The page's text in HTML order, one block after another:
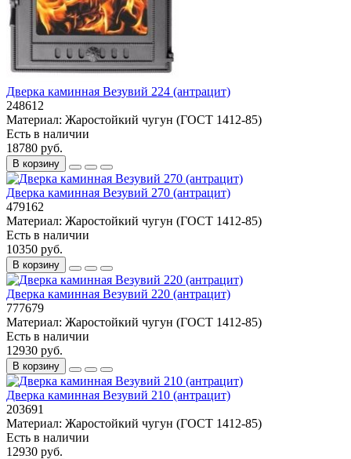
Дверка каминная Везувий 224 (антрацит)
248612
Материал: Жаростойкий чугун (ГОСТ 1412-85)
Есть в наличии
18780 руб.
В корзину
Дверка каминная Везувий 270 (антрацит)
479162
Материал: Жаростойкий чугун (ГОСТ 1412-85)
Есть в наличии
10350 руб.
В корзину
Дверка каминная Везувий 220 (антрацит)
777679
Материал: Жаростойкий чугун (ГОСТ 1412-85)
Есть в наличии
12930 руб.
В корзину
Дверка каминная Везувий 210 (антрацит)
203691
Материал: Жаростойкий чугун (ГОСТ 1412-85)
Есть в наличии
12930 руб.